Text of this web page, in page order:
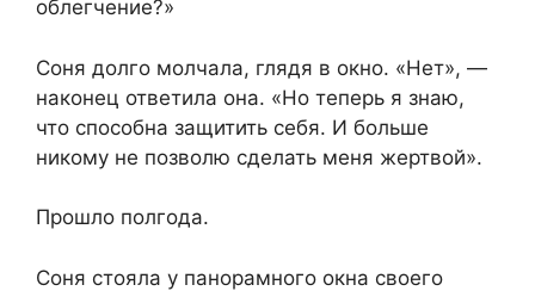
облегчение?»
Соня долго молчала, глядя в окно. «Нет», —
наконец ответила она. «Но теперь я знаю,
что способна защитить себя. И больше
никому не позволю сделать меня жертвой».
Прошло полгода.
Соня стояла у панорамного окна своего